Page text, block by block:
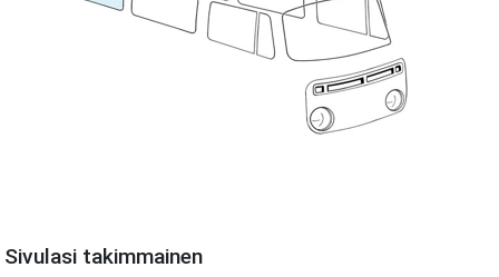
Sivulasi takimmainen